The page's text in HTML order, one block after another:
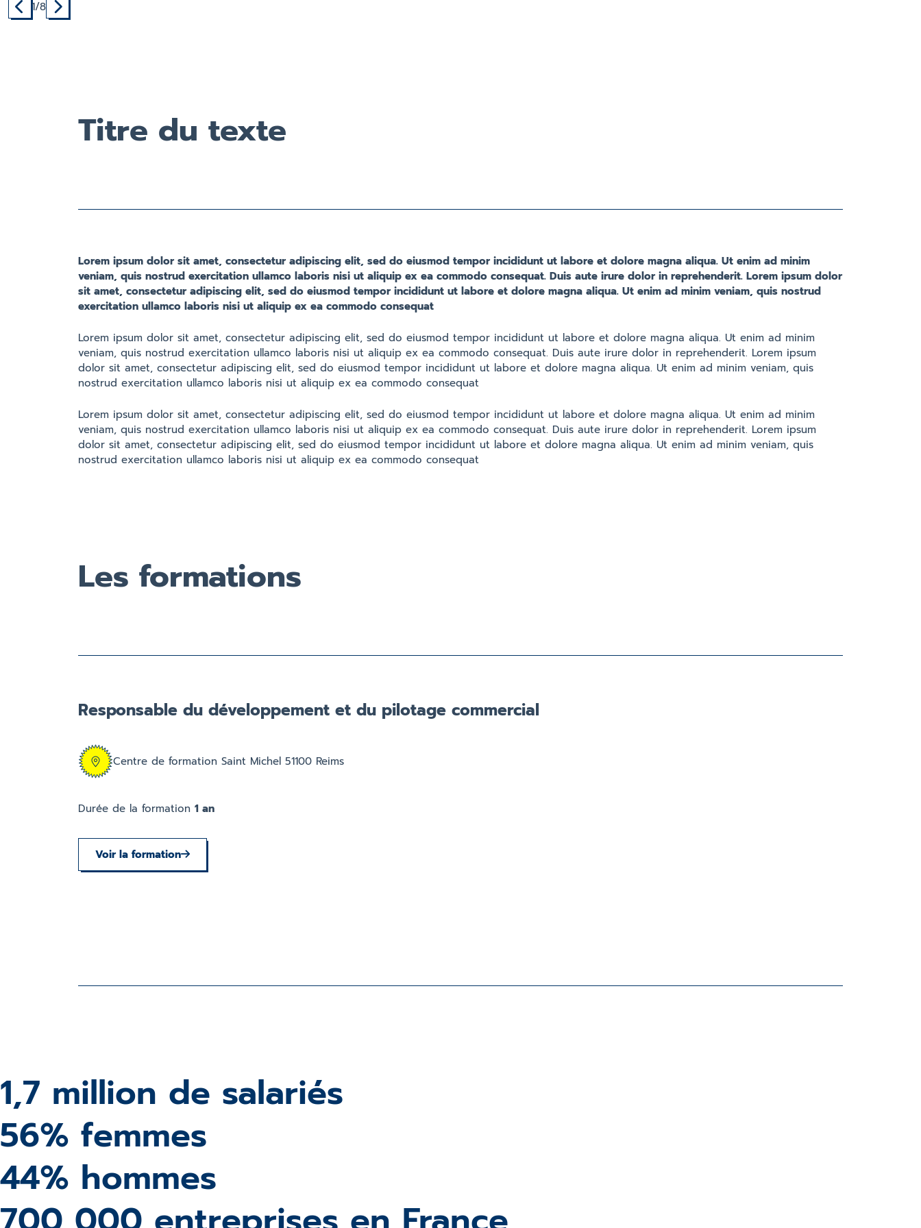
1/8
Titre du texte
Lorem ipsum dolor sit amet, consectetur adipiscing elit, sed do eiusmod tempor incididunt ut labore et dolore magna aliqua. Ut enim ad minim
veniam, quis nostrud exercitation ullamco laboris nisi ut aliquip ex ea commodo consequat. Duis aute irure dolor in reprehenderit. Lorem ipsum dolor
sit amet, consectetur adipiscing elit, sed do eiusmod tempor incididunt ut labore et dolore magna aliqua. Ut enim ad minim veniam, quis nostrud
exercitation ullamco laboris nisi ut aliquip ex ea commodo consequat
Lorem ipsum dolor sit amet, consectetur adipiscing elit, sed do eiusmod tempor incididunt ut labore et dolore magna aliqua. Ut enim ad minim
veniam, quis nostrud exercitation ullamco laboris nisi ut aliquip ex ea commodo consequat. Duis aute irure dolor in reprehenderit. Lorem ipsum
dolor sit amet, consectetur adipiscing elit, sed do eiusmod tempor incididunt ut labore et dolore magna aliqua. Ut enim ad minim veniam, quis
nostrud exercitation ullamco laboris nisi ut aliquip ex ea commodo consequat
Lorem ipsum dolor sit amet, consectetur adipiscing elit, sed do eiusmod tempor incididunt ut labore et dolore magna aliqua. Ut enim ad minim
veniam, quis nostrud exercitation ullamco laboris nisi ut aliquip ex ea commodo consequat. Duis aute irure dolor in reprehenderit. Lorem ipsum
dolor sit amet, consectetur adipiscing elit, sed do eiusmod tempor incididunt ut labore et dolore magna aliqua. Ut enim ad minim veniam, quis
nostrud exercitation ullamco laboris nisi ut aliquip ex ea commodo consequat
Les formations
Responsable du développement et du pilotage commercial
Centre de formation Saint Michel 51100 Reims
Durée de la formation 1 an
Voir la formation
1,7 million de salariés
56% femmes
44% hommes